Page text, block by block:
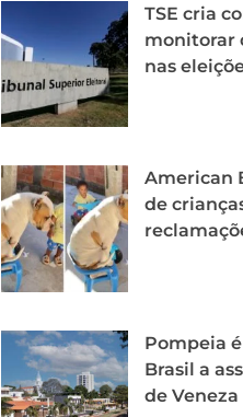
TSE cria
monitorar
nas
American
de
Pompeia
Brasil a
de Veneza